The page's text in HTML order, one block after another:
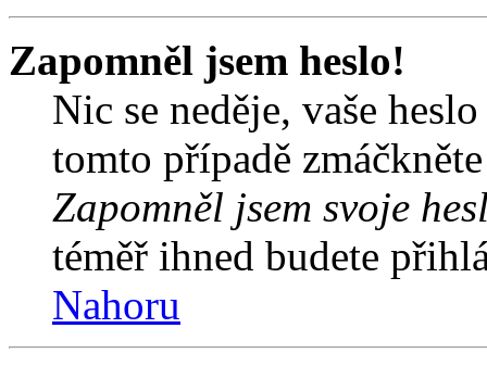
Zapomněl jsem heslo!
Nic se neděje, vaše
tomto případě
Zapomněl jsem svoje
téměř ihned budete
Nahoru